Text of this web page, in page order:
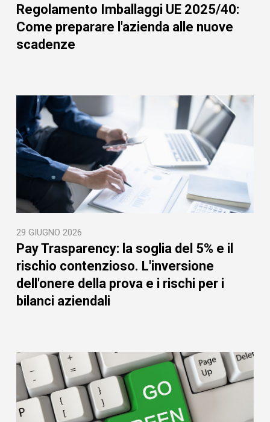
Regolamento Imballaggi UE 2025/40:
Come preparare l'azienda alle nuove
scadenze
29 GIUGNO 2026
Pay Trasparency: la soglia del 5% e il
rischio contenzioso. L'inversione
dell'onere della prova e i rischi per i
bilanci aziendali